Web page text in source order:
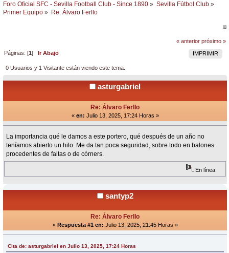
Foro Oficial SFC - Sevilla Football Club - Since 1890 » Sevilla Fútbol Club »
Primer Equipo » Re: Álvaro Ferllo
« anterior próximo »
IMPRIMIR
Páginas: [1]Ir Abajo
0 Usuarios y 1 Visitante están viendo este tema.
asturgabriel
Re: Álvaro Ferllo
« en: Julio 13, 2025, 17:24 Horas »
La importancia qué le damos a este portero, qué después de un año no
teníamos abierto un hilo. Me da tan poca seguridad, sobre todo en balones
procedentes de faltas o de córners.
En línea
santyp2
Re: Álvaro Ferllo
« Respuesta #1 en: Julio 13, 2025, 21:45 Horas »
Cita de: asturgabriel en Julio 13, 2025, 17:24 Horas